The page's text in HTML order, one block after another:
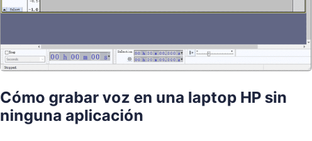
Cómo grabar voz en una laptop HP sin
ninguna aplicación